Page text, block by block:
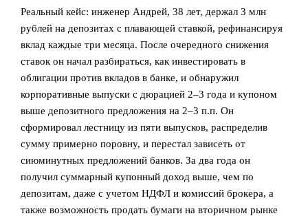
Реальный кейс: инженер Андрей, 38 лет, держал 3 млн
рублей на депозитах с плавающей ставкой, рефинансируя
вклад каждые три месяца. После очередного снижения
ставок он начал разбираться, как инвестировать в
облигации против вкладов в банке, и обнаружил
корпоративные выпуски с дюрацией 2–3 года и купоном
выше депозитного предложения на 2–3 п.п. Он
сформировал лестницу из пяти выпусков, распределив
сумму примерно поровну, и перестал зависеть от
сиюминутных предложений банков. За два года он
получил суммарный купонный доход выше, чем по
депозитам, даже с учетом НДФЛ и комиссий брокера, а
также возможность продать бумаги на вторичном рынке